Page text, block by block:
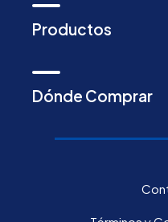
Productos
Dónde Comprar